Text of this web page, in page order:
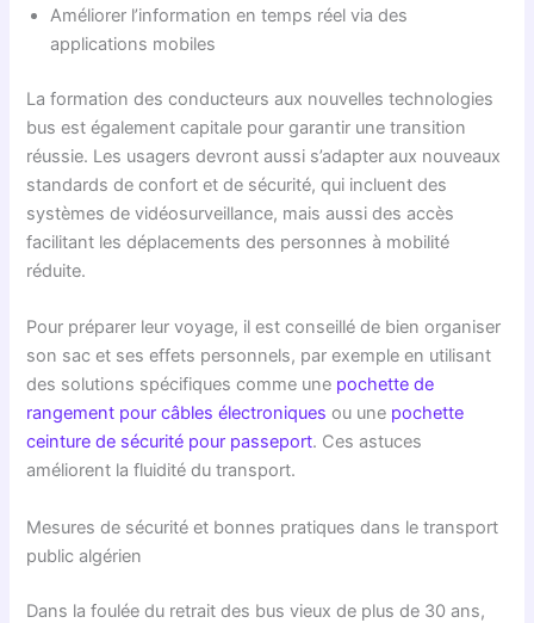
Améliorer l’information en temps réel via des
applications mobiles
La formation des conducteurs aux nouvelles technologies
bus est également capitale pour garantir une transition
réussie. Les usagers devront aussi s’adapter aux nouveaux
standards de confort et de sécurité, qui incluent des
systèmes de vidéosurveillance, mais aussi des accès
facilitant les déplacements des personnes à mobilité
réduite.
Pour préparer leur voyage, il est conseillé de bien organiser
son sac et ses effets personnels, par exemple en utilisant
des solutions spécifiques comme une pochette de
rangement pour câbles électroniques ou une pochette
ceinture de sécurité pour passeport. Ces astuces
améliorent la fluidité du transport.
Mesures de sécurité et bonnes pratiques dans le transport
public algérien
Dans la foulée du retrait des bus vieux de plus de 30 ans,